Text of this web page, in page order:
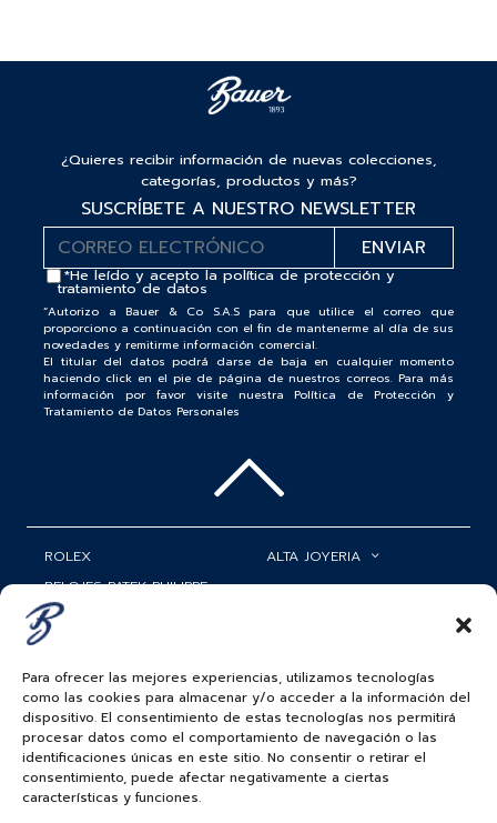
Para ofrecer las mejores experiencias, utilizamos tecnologías
como las cookies para almacenar y/o acceder a la información del
dispositivo. El consentimiento de estas tecnologías nos permitirá
procesar datos como el comportamiento de navegación o las
identificaciones únicas en este sitio. No consentir o retirar el
consentimiento, puede afectar negativamente a ciertas
características y funciones.
¿Quieres recibir información de nuevas colecciones,
categorías, productos y más?
SUSCRÍBETE A NUESTRO NEWSLETTER
*He leído y acepto lapolítica de protección y
tratamiento de datos
“Autorizo a Bauer & Co S.A.S para que utilice el correo que
proporciono a continuación con el fin de mantenerme al día de sus
novedades y remitirme información comercial.
El titular del datos podrá darse de baja en cualquier momento
haciendo click en el pie de página de nuestros correos. Para más
información por favor visite nuestra Política de Protección y
Tratamiento de Datos Personales
ROLEX
RELOJES PATEK PHILIPPE
RELOJERÍA
ALTA JOYERIA
MATRIMONIOS
ACCESORIOS
BAUER NEWS
SERVICIOS
SIGUENOS EN